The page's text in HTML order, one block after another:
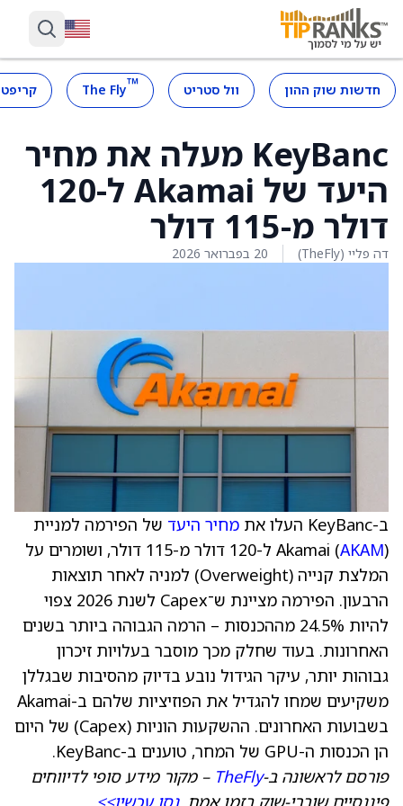
חדשות שוק ההון וול סטריט ™
The Fly
KeyBanc מעלה את מחיר
היעד של Akamai ל-120
דולר מ-115 דולר
דה פליי (TheFly) 20 בפברואר 2026
ב-KeyBanc העלו את מחיר היעד של הפירמה למניית
Akamai (AKAM
) ל-120 דולר מ-115 דולר, ושומרים על
המלצת קנייה (Overweight) למניה לאחר תוצאות
הרבעון. הפירמה מציינת ש־Capex לשנת 2026 צפוי
להיות 24.5% מההכנסות – הרמה הגבוהה ביותר בשנים
האחרונות. בעוד שחלק מכך מוסבר בעלויות זיכרון
גבוהות יותר, עיקר הגידול נובע בדיוק מהסיבות שבגללן
משקיעים שמחו להגדיל את הפוזיציות שלהם ב-Akamai
בשבועות האחרונים. ההשקעות הוניות (Capex) של היום
הן הכנסות ה-GPU של המחר, טוענים ב-KeyBanc.
פורסם לראשונה ב-TheFly – מקור מידע סופי לדיווחים